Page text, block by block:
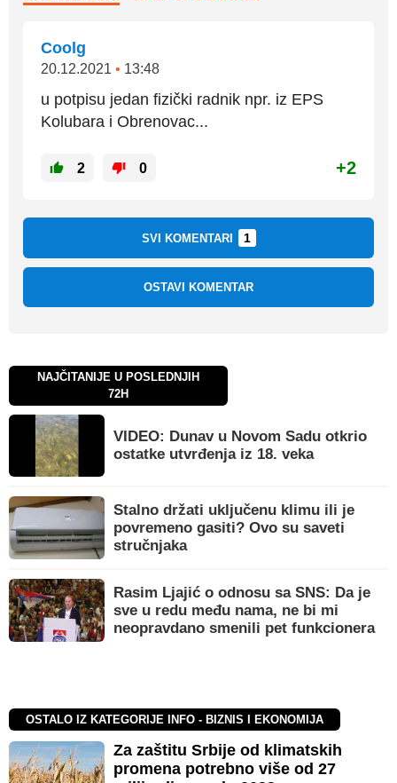
Coolg
20.12.2021 • 13:48
u potpisu jedan fizički radnik npr. iz EPS
Kolubara i Obrenovac...
2 0 +2
SVI KOMENTARI 1
OSTAVI KOMENTAR
NAJČITANIJE U POSLEDNJIH
72H
VIDEO: Dunav u Novom Sadu otkrio
ostatke utvrđenja iz 18. veka
Stalno držati uključenu klimu ili je
povremeno gasiti? Ovo su saveti
stručnjaka
Rasim Ljajić o odnosu sa SNS: Da je
sve u redu među nama, ne bi mi
neopravdano smenili pet funkcionera
OSTALO IZ KATEGORIJE INFO - BIZNIS I EKONOMIJA
Za zaštitu Srbije od klimatskih
promena potrebno više od 27